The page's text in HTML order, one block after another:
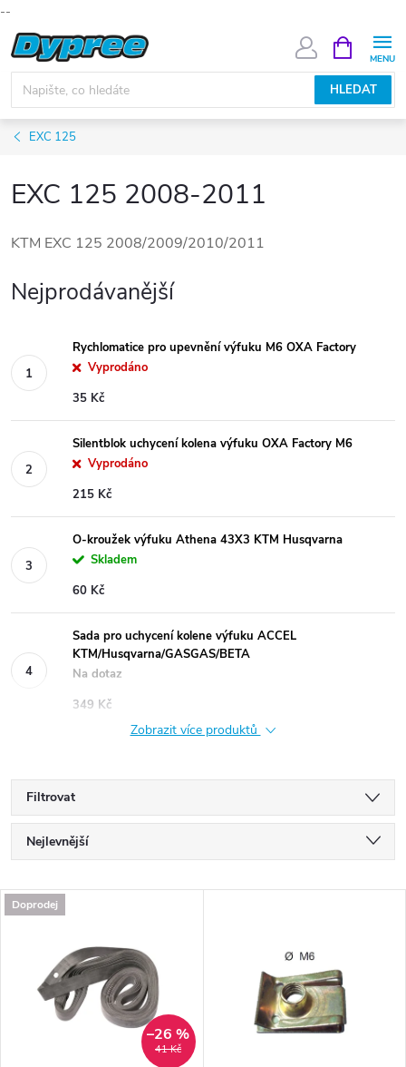
--
Přejít
na
obsah
HLEDAT
NÁKUPNÍ
KOŠÍK
EXC 125
EXC 125 2008-2011
KTM EXC 125 2008/2009/2010/2011
Nejprodávanější
Rychlomatice pro upevnění výfuku M6 OXA Factory
Vyprodáno
35 Kč
Silentblok uchycení kolena výfuku OXA Factory M6
Vyprodáno
215 Kč
O-kroužek výfuku Athena 43X3 KTM Husqvarna
Skladem
60 Kč
Sada pro uchycení kolene výfuku ACCEL
KTM/Husqvarna/GASGAS/BETA
Na dotaz
349 Kč
Zobrazit více produktů
Filtrovat
Ř
a
Nejlevnější
Nejprodávanější
Abecedně
V
Doprodej
41 Kč
–26 %